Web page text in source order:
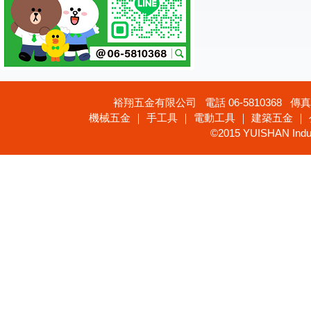
裕翔五金有限公司 電話 06-5810368 傳
機械五金 ｜ 手工具 ｜ 電動工具 ｜ 建築五金
©2015 YUISHAN